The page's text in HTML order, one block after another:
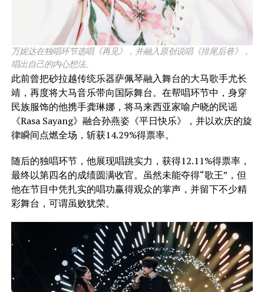
万妮达在独唱环节选唱《再见》，并融入原创说唱《排尾后巷》，
唱出自己的内心想法。
​此前曾把砂拉越传统乐器萨佩琴融入舞台的大马歌手尤长
靖，再度将大马音乐带向国际舞台。在帮唱环节中，身穿
民族服饰的他携手龚琳娜，将马来西亚家喻户晓的民谣
《Rasa Sayang》融合孙燕姿《平日快乐》，并以欢庆的旋
律瞬间点燃全场，斩获14.29%得票率。
随后的独唱环节，他展现唱跳实力，获得12.11%得票率，
最终以第四名的成绩圆满收官。虽然未能夺得“歌王”，但
他在节目中凭扎实的唱功赢得观众的掌声，并留下不少精
彩舞台，可谓虽败犹荣。